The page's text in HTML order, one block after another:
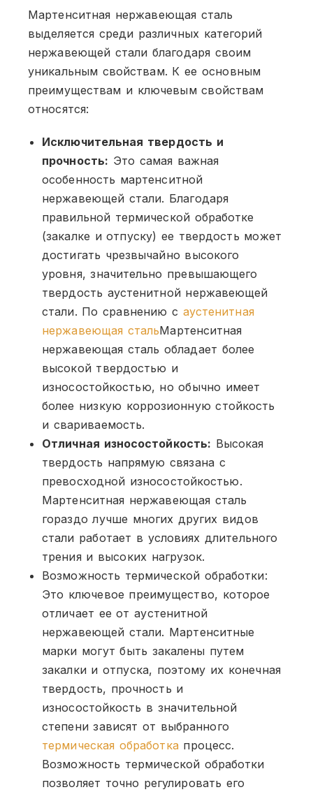
Мартенситная нержавеющая сталь
выделяется среди различных категорий
нержавеющей стали благодаря своим
уникальным свойствам. К ее основным
преимуществам и ключевым свойствам
относятся:
Исключительная твердость и
прочность: Это самая важная
особенность мартенситной
нержавеющей стали. Благодаря
правильной термической обработке
(закалке и отпуску) ее твердость может
достигать чрезвычайно высокого
уровня, значительно превышающего
твердость аустенитной нержавеющей
стали. По сравнению с аустенитная
нержавеющая стальМартенситная
нержавеющая сталь обладает более
высокой твердостью и
износостойкостью, но обычно имеет
более низкую коррозионную стойкость
и свариваемость.
Отличная износостойкость: Высокая
твердость напрямую связана с
превосходной износостойкостью.
Мартенситная нержавеющая сталь
гораздо лучше многих других видов
стали работает в условиях длительного
трения и высоких нагрузок.
Возможность термической обработки:
Это ключевое преимущество, которое
отличает ее от аустенитной
нержавеющей стали. Мартенситные
марки могут быть закалены путем
закалки и отпуска, поэтому их конечная
твердость, прочность и
износостойкость в значительной
степени зависят от выбранного
термическая обработка процесс.
Возможность термической обработки
позволяет точно регулировать его